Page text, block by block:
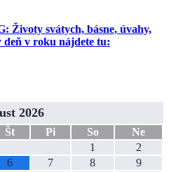
Životy svátych, básne, úvahy,
deň v roku nájdete tu:
2026
Št Pi So
Ne
1
2
6 7 8
9